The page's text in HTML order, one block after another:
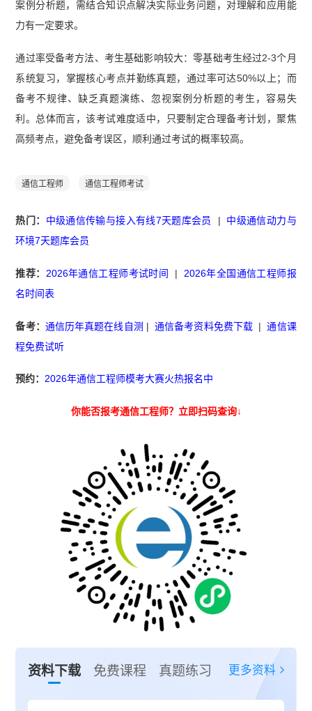
案例分析题，需结合知识点解决实际业务问题，对理解和应用能
力有一定要求。
通过率受备考方法、考生基础影响较大：零基础考生经过2-3个月
系统复习，掌握核心考点并勤练真题，通过率可达50%以上；而
备考不规律、缺乏真题演练、忽视案例分析题的考生，容易失
利。总体而言，该考试难度适中，只要制定合理备考计划，聚焦
高频考点，避免备考误区，顺利通过考试的概率较高。
通信工程师 通信工程师考试
热门： 中级通信传输与接入有线7天题库会员 | 中级通信动力与
环境7天题库会员
推荐： 2026年通信工程师考试时间 | 2026年全国通信工程师报
名时间表
备考： 通信历年真题在线自测 |通信备考资料免费下载 |通信课
程免费试听
预约：2026年通信工程师模考大赛火热报名中
你能否报考通信工程师？立即扫码查询↓
资料下载 免费课程 真题练习 更多资料